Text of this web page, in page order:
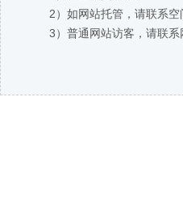
2）如网站托管，请联系空
3）普通网站访客，请联系